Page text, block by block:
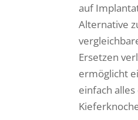
auf
Alternative
Ersetzen
ermöglicht
einfach